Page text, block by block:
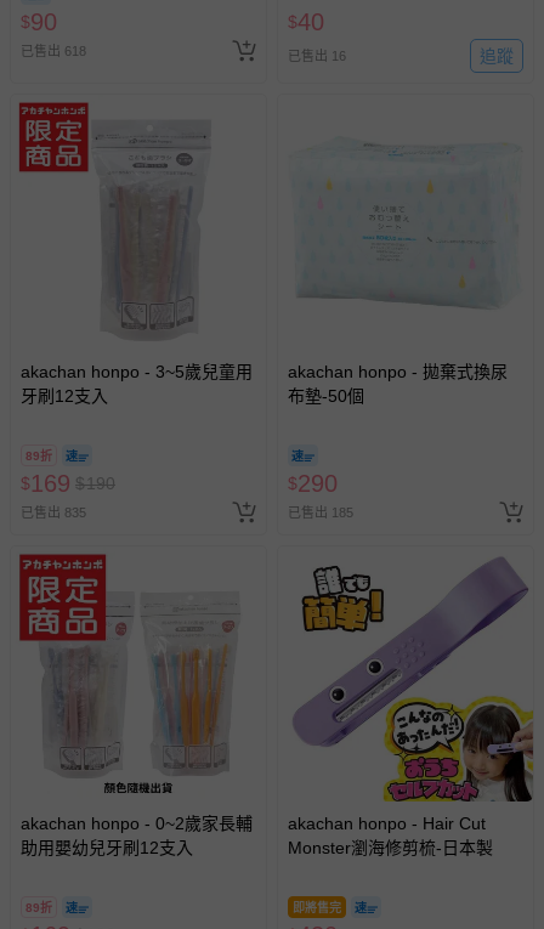
回。
豫期範圍：
易於腐敗、保存期限較短或解約時即將逾期（例如生鮮
商品、食品等）。
客製化商品（例如客製生日書、姓名貼等）。
報紙、期刊或雜誌（惟書籍如經拆封、使用，則酌收整
經消費者拆封之影音商品或電腦軟體（例如 DVD、CD
等）。
非以有形媒介提供之數位內容或一經提供即為完成之線
上服務，經消費者事先同意始提供（例如線上課程、遊
已拆封之以下類型商品：
-個人衛生用品（例如尿布、貼身衣物、泳裝、襪子、地
墊、寢具類等）。
褲、紗布衣等）。
-接觸性孕哺產品（奶嘴、奶瓶、擠乳器、哺乳衣、托腹
帶束縛衣、餐搖椅等）。
-其他原廠盒裝商品封口處已貼上「不可拆封」，或具警
示字句等說明貼紙、封條者。
國際航空、客運、訂房等服務。
相關的退換貨辦理流程，可詳見： 退換貨 & 退款問題
其他常見問題：
區，可能會無法配送，或須依據商品需加收離島運費。廠商
$90
已售出 618
$40
已售出 16 追蹤
akachan honpo - 3~5歲兒童用
牙刷12支入
89折
$169 $190
已售出 835
akachan honpo - 拋棄式換尿
布墊-50個
$290
已售出 185
akachan honpo - 0~2歲家長輔
助用嬰幼兒牙刷12支入
89折
akachan honpo - Hair Cut
Monster瀏海修剪梳-日本製
即將售完